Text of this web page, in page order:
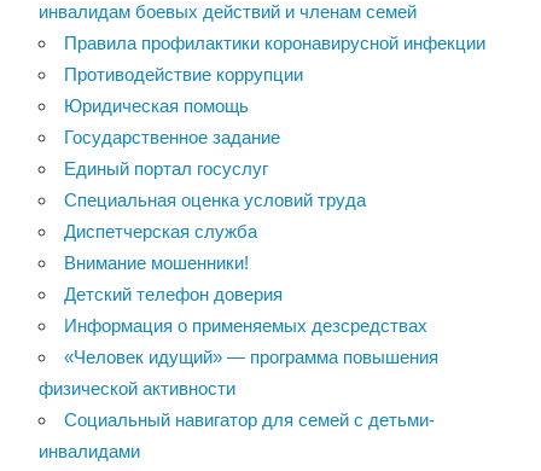
инвалидам боевых действий и членам семей
Правила профилактики коронавирусной инфекции
Противодействие коррупции
Юридическая помощь
Государственное задание
Единый портал госуслуг
Специальная оценка условий труда
Диспетчерская служба
Внимание мошенники!
Детский телефон доверия
Информация о применяемых дезсредствах
«Человек идущий» — программа повышения
физической активности
Социальный навигатор для семей с детьми-
инвалидами